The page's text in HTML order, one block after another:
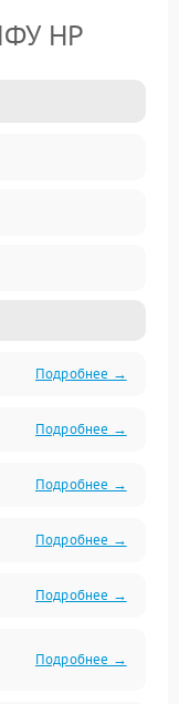
HP
Подробнее →
Подробнее →
Подробнее →
Подробнее →
Подробнее →
Подробнее →